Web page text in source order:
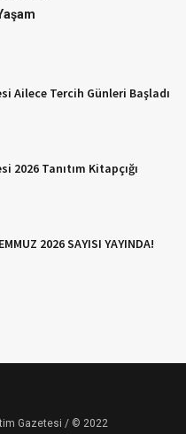
Ailece Tercih Günleri Başladı
2026 Tanıtım Kitapçığı
2026 SAYISI YAYINDA!
Gazetesi / © 2022